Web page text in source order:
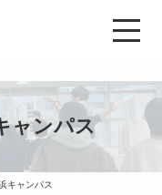
ャンパス
キャンパス